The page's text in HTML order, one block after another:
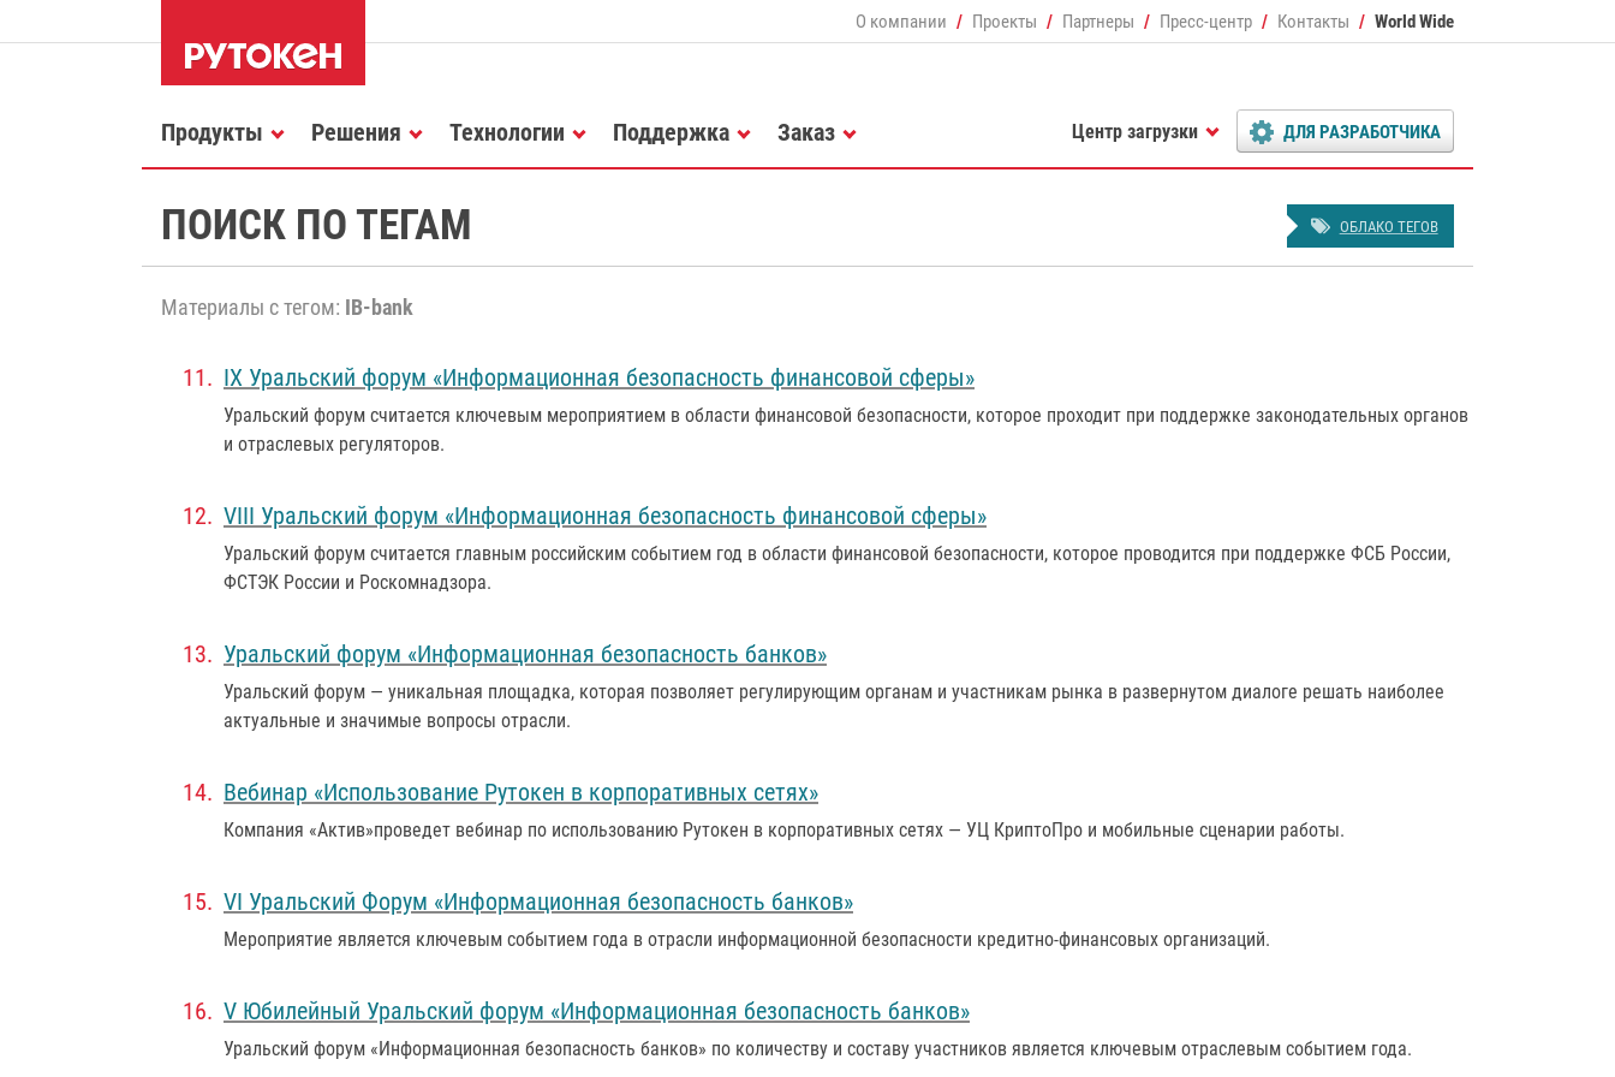
О компании Проекты Партнеры Пресс-центр Контакты World Wide
Продукты Решения Технологии Поддержка Заказ Центр загрузки ДЛЯ РАЗРАБОТЧИКА
ПОИСК ПО ТЕГАМ ОБЛАКО ТЕГОВ
Материалы с тегом: IB-bank
IX Уральский форум «Информационная безопасность финансовой сферы»
Уральский форум считается ключевым мероприятием в области финансовой безопасности, которое проходит при поддержке законодательных органов
и отраслевых регуляторов.
VIII Уральский форум «Информационная безопасность финансовой сферы»
Уральский форум считается главным российским событием год в области финансовой безопасности, которое проводится при поддержке ФСБ России,
ФСТЭК России и Роскомнадзора.
Уральский форум «Информационная безопасность банков»
Уральский форум — уникальная площадка, которая позволяет регулирующим органам и участникам рынка в развернутом диалоге решать наиболее
актуальные и значимые вопросы отрасли.
Вебинар «Использование Рутокен в корпоративных сетях»
Компания «Актив»проведет вебинар по использованию Рутокен в корпоративных сетях — УЦ КриптоПро и мобильные сценарии работы.
VI Уральский Форум «Информационная безопасность банков»
Мероприятие является ключевым событием года в отрасли информационной безопасности кредитно-финансовых организаций.
V Юбилейный Уральский форум «Информационная безопасность банков»
Уральский форум «Информационная безопасность банков» по количеству и составу участников является ключевым отраслевым событием года.